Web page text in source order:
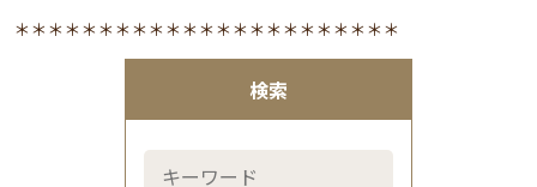
検索
＊＊＊＊＊＊＊＊＊＊＊＊＊＊＊＊＊＊＊＊＊＊＊